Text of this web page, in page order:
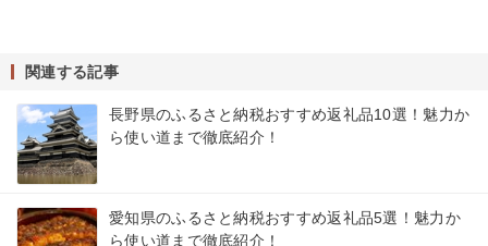
関連する記事
長野県のふるさと納税おすすめ返礼品10選！魅力か
ら使い道まで徹底紹介！
愛知県のふるさと納税おすすめ返礼品5選！魅力か
ら使い道まで徹底紹介！